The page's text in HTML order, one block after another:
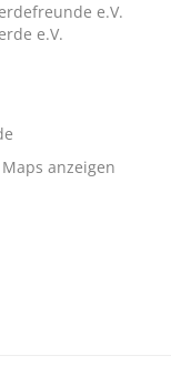
e.V.
e.V.
anzeigen